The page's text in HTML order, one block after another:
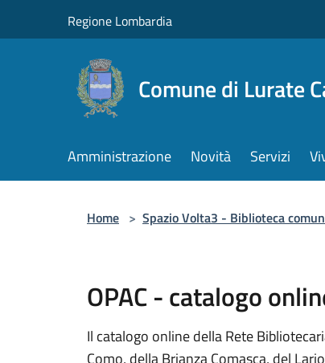
Regione Lombardia
Comune di Lurate
Amministrazione Novità Servizi
Home > Spazio Volta3 - Biblioteca
OPAC - catalogo
Il catalogo online della Rete
Como, della Brianza Comasca, del